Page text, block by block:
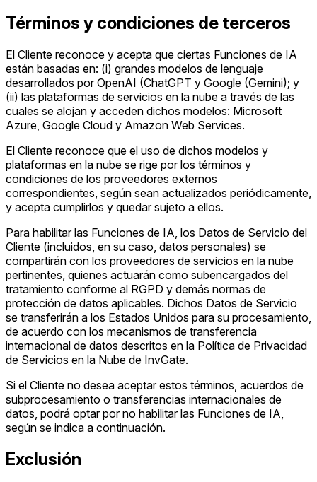
Términos y condiciones de terceros
El Cliente reconoce y acepta que ciertas Funciones de IA
están basadas en: (i) grandes modelos de lenguaje
desarrollados por OpenAI (ChatGPT y Google (Gemini); y
(ii) las plataformas de servicios en la nube a través de las
cuales se alojan y acceden dichos modelos: Microsoft
Azure, Google Cloud y Amazon Web Services.
El Cliente reconoce que el uso de dichos modelos y
plataformas en la nube se rige por los términos y
condiciones de los proveedores externos
correspondientes, según sean actualizados periódicamente,
y acepta cumplirlos y quedar sujeto a ellos.
Para habilitar las Funciones de IA, los Datos de Servicio del
Cliente (incluidos, en su caso, datos personales) se
compartirán con los proveedores de servicios en la nube
pertinentes, quienes actuarán como subencargados del
tratamiento conforme al RGPD y demás normas de
protección de datos aplicables. Dichos Datos de Servicio
se transferirán a los Estados Unidos para su procesamiento,
de acuerdo con los mecanismos de transferencia
internacional de datos descritos en la Política de Privacidad
de Servicios en la Nube de InvGate.
Si el Cliente no desea aceptar estos términos, acuerdos de
subprocesamiento o transferencias internacionales de
datos, podrá optar por no habilitar las Funciones de IA,
según se indica a continuación.
Exclusión